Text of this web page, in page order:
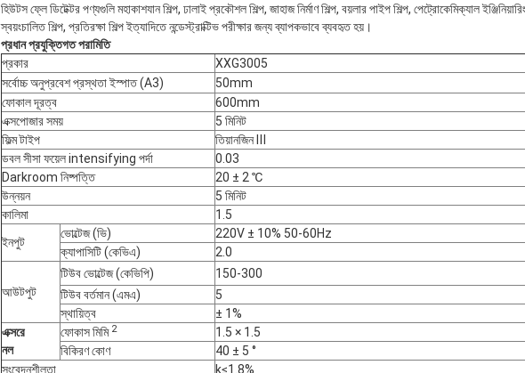
হিউটস ফ্লে ডিটেক্টর পণ্যগুলি মহাকাশযান শিল্প, ঢালাই প্রকৌশল শিল্প, জাহাজ নির্মাণ শিল্প, বয়লার পাইপ শিল্প, পেট্রোকেমিক্যাল ইঞ্জিনিয়ারিং
স্বয়ংচালিত শিল্প, প্রতিরক্ষা শিল্প ইত্যাদিতে নন্ডেস্ট্রাক্টিভ পরীক্ষার জন্য ব্যাপকভাবে ব্যবহৃত হয়।
প্রধান প্রযুক্তিগত পরামিতি
প্রকার
XXG3005
সর্বোচ্চ অনুপ্রবেশ প্রস্থতা ইস্পাত (A3)
50mm
ফোকাল দূরত্ব
600mm
এক্সপোজার সময়
5 মিনিট
ফিল্ম টাইপ
তিয়ানজিন Ⅲ
ডবল সীসা ফয়েল intensifying পর্দা
0.03
Darkroom নিষ্পত্তি
20 ± 2 ℃
উন্নয়ন
5 মিনিট
কালিমা
1.5
ইনপুট
ভোল্টেজ (ভি)
220V ± 10% 50-60Hz
ক্যাপাসিটি (কেভিএ)
2.0
আউটপুট
টিউব ভোল্টেজ (কেভিপি)
150-300
টিউব বর্তমান (এমএ)
5
স্থায়িত্ব
± 1%
এক্সরে
নল
ফোকাস মিমি 2
1.5 × 1.5
বিকিরণ কোণ
40 ± 5 °
সংবেদনশীলতা
k≤1.8%